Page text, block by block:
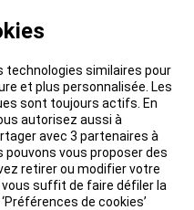
technologies similaires pour
et plus personnalisée. Les
sont toujours actifs. En
autorisez aussi à
avec 3 partenaires à
pouvons vous proposer des
retirer ou modifier votre
suffit de faire défiler la
de cookies’